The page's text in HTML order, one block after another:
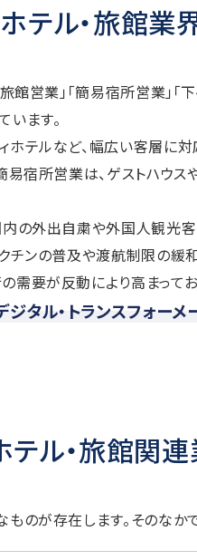
ホテル・旅館業
館営業」「簡易宿所営業」
ます。
ホテルなど、幅広い客層に
易宿所営業は、ゲストハウ
内の外出自粛や外国人観光
チンの普及や渡航制限の緩
要が反動により高まって
タル・トランスフォー
テル・旅館関
のが存在します。そのなか